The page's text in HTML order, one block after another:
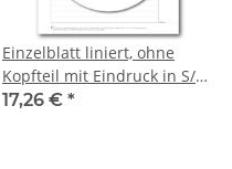
Einzelblatt liniert, ohne
Kopfteil mit Eindruck in S/W,
1 Pack zu 100 Blatt
17,26 € *